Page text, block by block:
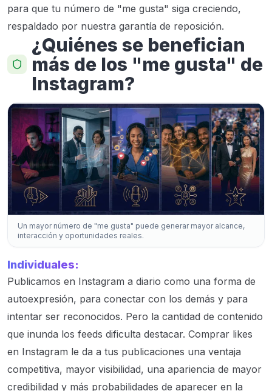
para que tu número de "me gusta" siga creciendo,
respaldado por nuestra garantía de reposición.
¿Quiénes se benefician
más de los "me gusta" de
Instagram?
Un mayor número de "me gusta" puede generar mayor alcance,
interacción y oportunidades reales.
Individuales:
Publicamos en Instagram a diario como una forma de
autoexpresión, para conectar con los demás y para
intentar ser reconocidos. Pero la cantidad de contenido
que inunda los feeds dificulta destacar. Comprar likes
en Instagram le da a tus publicaciones una ventaja
competitiva, mayor visibilidad, una apariencia de mayor
credibilidad y más probabilidades de aparecer en la